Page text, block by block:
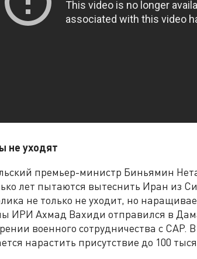
не уходят
премьер-министр Биньямин
лет пытаются вытеснить Иран из
не только не уходит, но
ИРИ Ахмад Вахиди отправился в
военного сотрудничества с САР.
нарастить присутствие до 100